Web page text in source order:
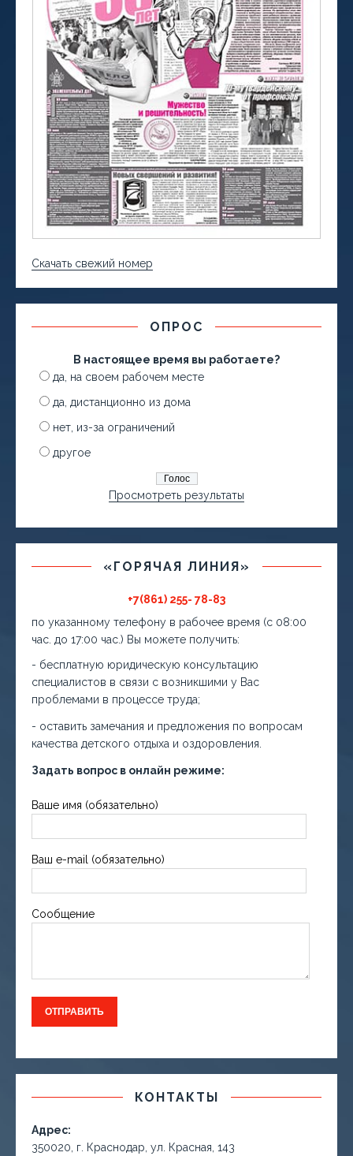
Скачать свежий номер
ОПРОС
В настоящее время вы работаете?
да, на своем рабочем месте
да, дистанционно из дома
нет, из-за ограничений
другое
Просмотреть результаты
«ГОРЯЧАЯ ЛИНИЯ»
+7(861) 255- 78-83
по указанному телефону в рабочее время (с 08:00
час. до 17:00 час.) Вы можете получить:
- бесплатную юридическую консультацию
специалистов в связи с возникшими у Вас
проблемами в процессе труда;
- оставить замечания и предложения по вопросам
качества детского отдыха и оздоровления.
Задать вопрос в онлайн режиме:
Ваше имя (обязательно)
Ваш e-mail (обязательно)
Сообщение
КОНТАКТЫ
Адрес:
350020, г. Краснодар, ул. Красная, 143